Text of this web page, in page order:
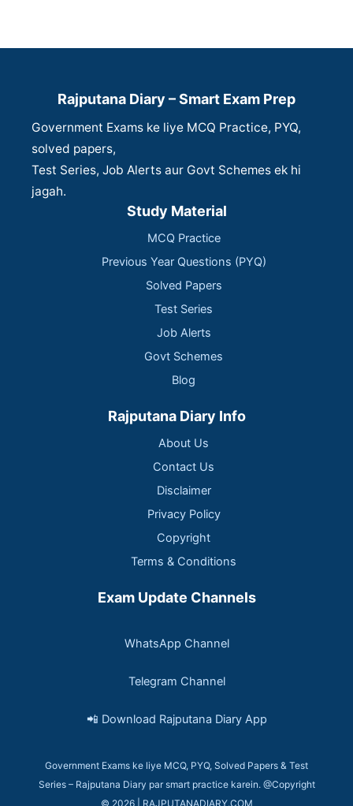
Rajputana Diary – Smart Exam Prep
Government Exams ke liye MCQ Practice, PYQ,
solved papers,
Test Series, Job Alerts aur Govt Schemes ek hi
jagah.
Study Material
MCQ Practice
Previous Year Questions (PYQ)
Solved Papers
Test Series
Job Alerts
Govt Schemes
Blog
Rajputana Diary Info
About Us
Contact Us
Disclaimer
Privacy Policy
Copyright
Terms & Conditions
Exam Update Channels
WhatsApp Channel
Telegram Channel
📲 Download Rajputana Diary App
Government Exams ke liye MCQ, PYQ, Solved Papers & Test
Series – Rajputana Diary par smart practice karein. @Copyright
© 2026 | RAJPUTANADIARY.COM